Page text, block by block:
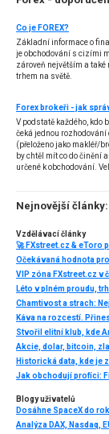
Co je FOREX?
Základní informace o
je obchodování s cizími
zároveň největším a
trhem na světě.
Forex brokeři - jak
V podstatě každého, kdo
čeká jednou rozhodování
(přeloženo jako makléř/
by chtěl mít co do činění
určené k obchodování.
několik příkladů
Nejnovější články:
Vzdělávací články
Očekávaná hodnota
VIP zóna FXstreet.cz v
Káva na rozcestí.
Akcie, dolar, bitcoin,
Blogy uživatelů
Dosáhne SpaceX do